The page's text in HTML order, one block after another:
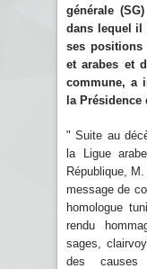
générale
dans lequel il
ses positions
et arabes et
commune, a
la Présidence
" Suite au
la Ligue
République,
message de
homologue
rendu
sages,
des